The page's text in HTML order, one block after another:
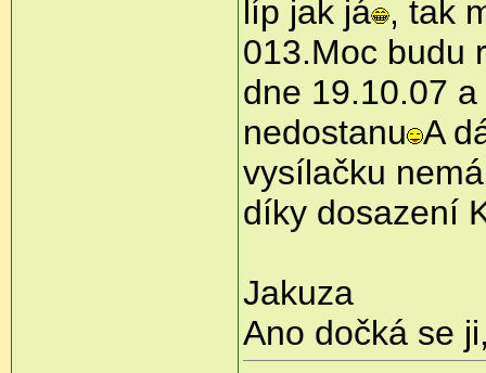
líp jak já , tak
013.Moc budu
dne 19.10.07
nedostanu A
vysílačku
díky dosazení
Jakuza
Ano dočká se